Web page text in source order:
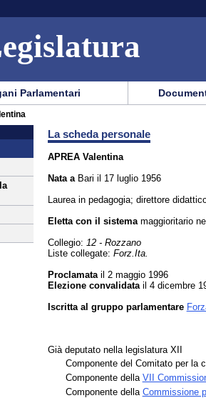
Parlamentari
La scheda personale
APREA Valentina
Nata aBari il 17 luglio 1956
Laurea in pedagogia; direttore
Eletta con il sistemamaggioritario
Collegio: 12 - Rozzano
Liste collegate: Forz.Ita.
Proclamatail 2 maggio 1996
Elezione convalidatail 4 dicembre
Iscritta al gruppo parlamentare
Già deputato nella legislatura XII
Componente del Comitato per la
Componente della VII
Componente della Commissione